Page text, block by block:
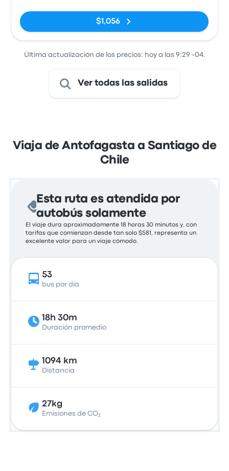
Cavada)
$1,056
Última actualización de los precios: hoy a las 9:29 -04.
Ver todas las salidas
Viaja de Antofagasta a Santiago de
Chile
Esta ruta es atendida por
autobús solamente
El viaje dura aproximadamente 18 horas 30 minutos y, con
tarifas que comienzan desde tan solo $581, representa un
excelente valor para un viaje cómodo.
53
bus por día
18h 30m
Duración promedio
1094 km
Distancia
27kg
Emisiones de CO₂